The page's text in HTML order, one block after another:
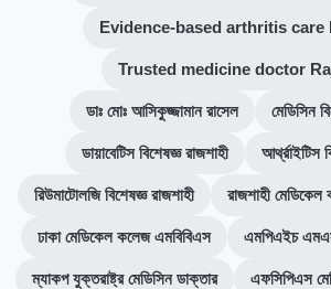
Evidence-based arthritis care
Trusted medicine doctor
ডাঃ মোঃ আসিকুজ্জামান রাসেল মেডিসিন
ডায়াবেটিস বিশেষজ্ঞ রাজশাহী আর্থ্রাইটিস
রিউমাটোলজি বিশেষজ্ঞ রাজশাহী রাজশাহী
ঢাকা মেডিকেল কলেজ এমবিবিএস এমপিএইচ
ম্যাকপ যুক্তরাষ্ট্র মেডিসিন ডাক্তার এফসিপিএস